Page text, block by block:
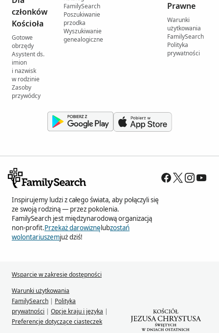
członków
Kościoła
Gotowe
obrzędy
Asystent ds.
imion
i nazwisk
w rodzinie
Zasoby
przywódcy
FamilySearch
Poszukiwanie
przodka
Wyszukiwanie
genealogiczne
Prawne
Warunki
użytkowania
FamilySearch
Polityka
prywatności
Inspirujemy ludzi z całego świata, aby połączyli się
ze swoją rodziną — przez pokolenia.
FamilySearch jest międzynarodową organizacją
non-profit.Przekaż darowiznęlubzostań
wolontariuszemjuż dziś!
Wsparcie w zakresie dostępności
Warunki użytkowania
FamilySearch | Polityka
prywatności | Opcje kraju i języka |
Preferencje dotyczące ciasteczek